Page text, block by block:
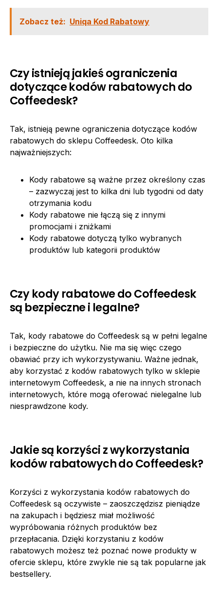
Zobacz też: Uniqa Kod Rabatowy
Czy istnieją jakieś ograniczenia
dotyczące kodów rabatowych do
Coffeedesk?
Tak, istnieją pewne ograniczenia dotyczące kodów
rabatowych do sklepu Coffeedesk. Oto kilka
najważniejszych:
Kody rabatowe są ważne przez określony czas
– zazwyczaj jest to kilka dni lub tygodni od daty
otrzymania kodu
Kody rabatowe nie łączą się z innymi
promocjami i zniżkami
Kody rabatowe dotyczą tylko wybranych
produktów lub kategorii produktów
Czy kody rabatowe do Coffeedesk
są bezpieczne i legalne?
Tak, kody rabatowe do Coffeedesk są w pełni legalne
i bezpieczne do użytku. Nie ma się więc czego
obawiać przy ich wykorzystywaniu. Ważne jednak,
aby korzystać z kodów rabatowych tylko w sklepie
internetowym Coffeedesk, a nie na innych stronach
internetowych, które mogą oferować nielegalne lub
niesprawdzone kody.
Jakie są korzyści z wykorzystania
kodów rabatowych do Coffeedesk?
Korzyści z wykorzystania kodów rabatowych do
Coffeedesk są oczywiste – zaoszczędzisz pieniądze
na zakupach i będziesz miał możliwość
wypróbowania różnych produktów bez
przepłacania. Dzięki korzystaniu z kodów
rabatowych możesz też poznać nowe produkty w
ofercie sklepu, które zwykle nie są tak popularne jak
bestsellery.